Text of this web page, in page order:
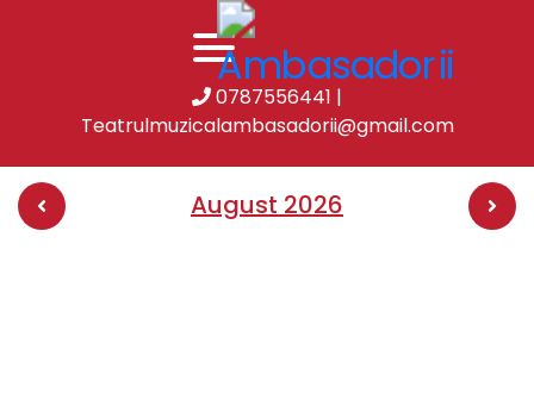
0787556441 |
Teatrulmuzicalambasadorii@gmail.com
Calendar
August 2026